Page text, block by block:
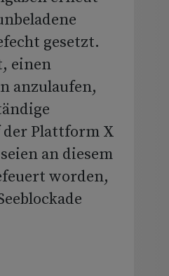
gesetzt.
einen
anzulaufen,
der Plattform X
an diesem
worden,